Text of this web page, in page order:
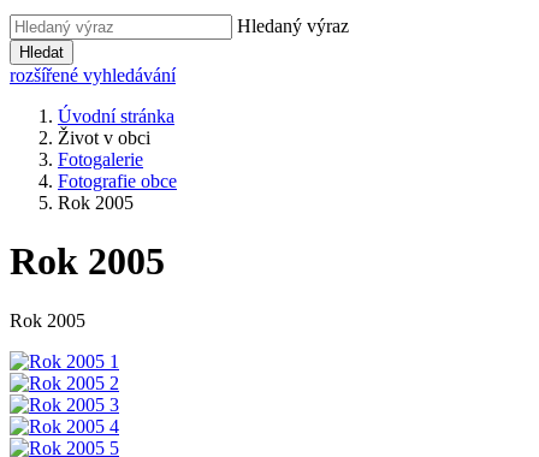
Hledaný výraz
Hledat
rozšířené vyhledávání
Úvodní stránka
Život v obci
Fotogalerie
Fotografie obce
Rok 2005
Rok 2005
Rok 2005